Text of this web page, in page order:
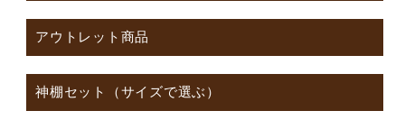
アウトレット商品
神棚セット（サイズで選ぶ）